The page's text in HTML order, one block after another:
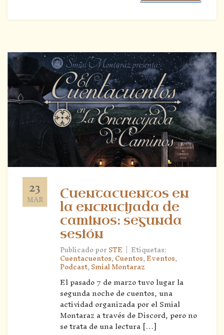
23
MAR
Cuentacuentos en
la encrucijada de
caminos: segunda
sesión
Publicado porSTE | Etiquetas:
Cuentacuentos,Cuentos,Eventos,
Podcast,Smial Montaraz
El pasado 7 de marzo tuvo lugar la
segunda noche de cuentos, una
actividad organizada por el Smial
Montaraz a través de Discord, pero no
se trata de una lectura […]